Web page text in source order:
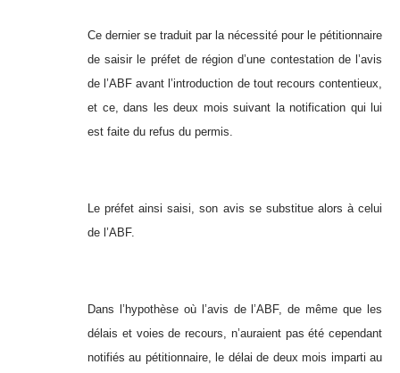
Ce dernier se traduit par la nécessité pour le pétitionnaire
de saisir le préfet de région d’une contestation de l’avis
de l’ABF avant l’introduction de tout recours contentieux,
et ce, dans les deux mois suivant la notification qui lui
est faite du refus du permis.
Le préfet ainsi saisi, son avis se substitue alors à celui
de l’ABF.
Dans l’hypothèse où l’avis de l’ABF, de même que les
délais et voies de recours, n’auraient pas été cependant
notifiés au pétitionnaire, le délai de deux mois imparti au